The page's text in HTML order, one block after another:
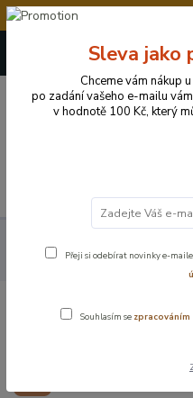
💥Vážení
+420 724 722 973
(Po-Pá, 09-17 hod.)
vedení pro plynulý posuv dveří
Kolečko ke
Sleva jako
Chceme vám nákup
po zadání vašeho e-mailu
v hodnotě 100 Kč, který
Přeji si odebírat novinky e-
Souhlasím se